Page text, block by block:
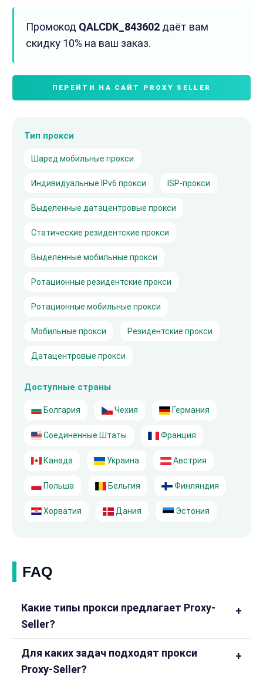
Промокод QALCDK_843602даёт вам
скидку 10% на ваш заказ.
ПЕРЕЙТИ НА САЙТ PROXY SELLER
Тип прокси
Шаред мобильные прокси
Индивидуальные IPv6 прокси ISP-прокси
Выделенные датацентровые прокси
Статические резидентские прокси
Выделенные мобильные прокси
Ротационные резидентские прокси
Ротационные мобильные прокси
Мобильные прокси Резидентские прокси
Датацентровые прокси
Доступные страны
Болгария Чехия Германия
Соединённые Штаты Франция
Канада Украина Австрия
Польша Бельгия Финляндия
Хорватия Дания Эстония
FAQ
Какие типы прокси предлагает Proxy-
Seller?
Для каких задач подходят прокси
Proxy-Seller?